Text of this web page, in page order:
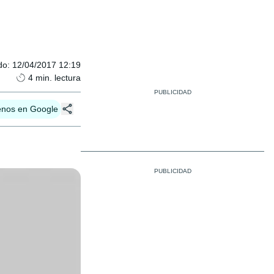
: 12/04/2017 12:19
4 min. lectura
en Google